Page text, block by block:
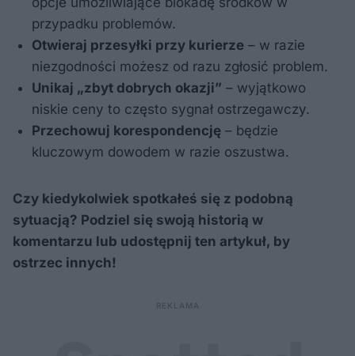
przypadku problemów.
Otwieraj przesyłki przy kurierze – w razie
niezgodności możesz od razu zgłosić problem.
Unikaj „zbyt dobrych okazji” – wyjątkowo
niskie ceny to często sygnał ostrzegawczy.
Przechowuj korespondencję – będzie
kluczowym dowodem w razie oszustwa.
Czy kiedykolwiek spotkałeś się z podobną
sytuacją? Podziel się swoją historią w
komentarzu lub udostępnij ten artykuł, by
ostrzec innych!